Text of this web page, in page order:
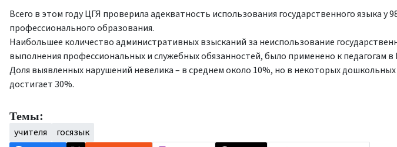
Всего в этом году ЦГЯ проверила адекватность использования государственного языка у
профессионального образования.
Наибольшее количество административных взысканий за неиспользование
выполнения профессиональных и служебных обязанностей, было применено к педагогам в
Доля выявленных нарушений невелика – в среднем около 10%, но в некоторых
достигает 30%.
Темы:
учителя
госязык